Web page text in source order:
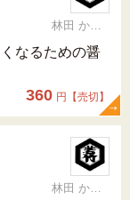
林田 かおり
なるための醤
360 円【売切】
林田 かおり